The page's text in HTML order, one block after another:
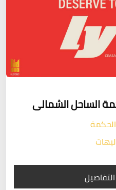
الساحل الشمالى